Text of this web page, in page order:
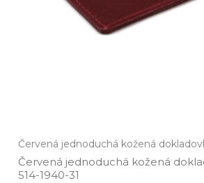
Červená jednoduchá kožená
Červená jednoduchá kožená
514­-1940­-31